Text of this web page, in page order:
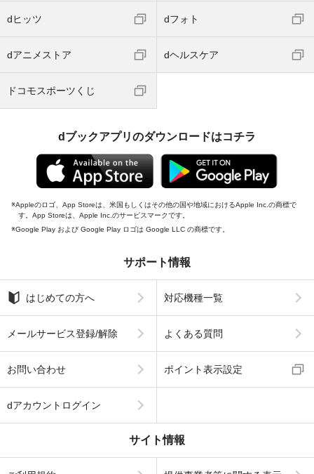
dヒッツ dフォト
dアニメストア dヘルスケア
ドコモスポーツくじ
dブックアプリのダウンロードはコチラ
Appleのロゴ、App Storeは、米国もしくはその他の国や地域におけるApple Inc.の商標で
す。App Storeは、Apple Inc.のサービスマークです。
Google Play および Google Play ロゴは Google LLC の商標です。
サポート情報
はじめての方へ 対応機種一覧
メールサービス登録/解除 よくある質問
お問い合わせ ポイント表示設定
dアカウントログイン
サイト情報